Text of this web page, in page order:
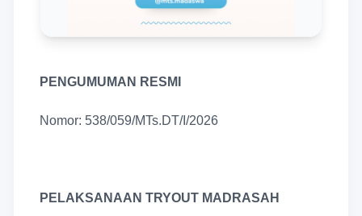
PENGUMUMAN RESMI
Nomor: 538/059/MTs.DT/I/2026
PELAKSANAAN TRYOUT MADRASAH